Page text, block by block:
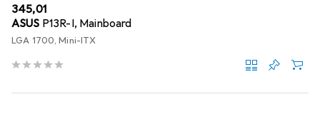
EUR
345,01
ASUS P13R-I, Mainboard
LGA 1700, Mini-ITX